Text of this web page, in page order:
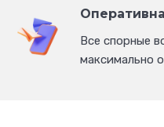
Все спорные
максимально